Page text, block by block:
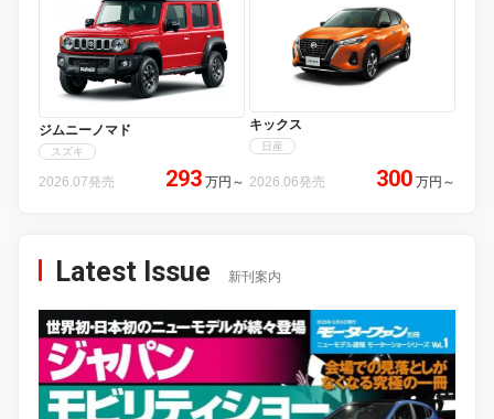
ジムニーノマド
スズキ
2026.07発売 293 万円 ～
キックス
日産
2026.06発売 300 万円 ～
Latest Issue 新刊案内